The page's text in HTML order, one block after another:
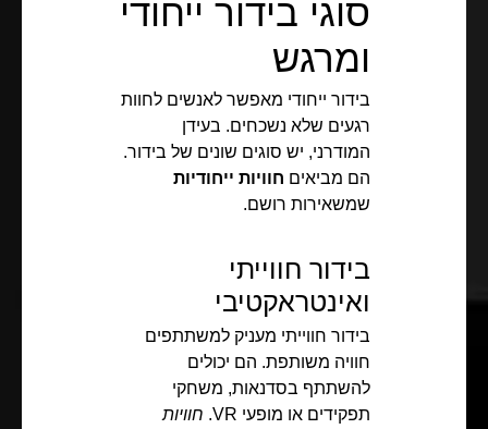
סוגי בידור ייחודי
ומרגש
בידור ייחודי מאפשר לאנשים לחוות
רגעים שלא נשכחים. בעידן
המודרני, יש סוגים שונים של בידור.
הם מביאים חוויות ייחודיות
שמשאירות רושם.
בידור חווייתי
ואינטראקטיבי
בידור חווייתי מעניק למשתתפים
חוויה משותפת. הם יכולים
להשתתף בסדנאות, משחקי
תפקידים או מופעי VR.
חוויות